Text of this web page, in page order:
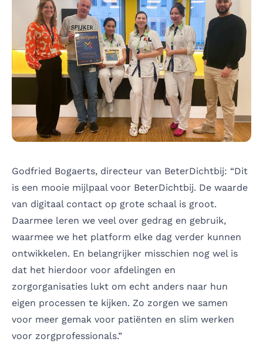
Godfried Bogaerts, directeur van BeterDichtbij: “Dit
is een mooie mijlpaal voor BeterDichtbij. De waarde
van digitaal contact op grote schaal is groot.
Daarmee leren we veel over gedrag en gebruik,
waarmee we het platform elke dag verder kunnen
ontwikkelen. En belangrijker misschien nog wel is
dat het hierdoor voor afdelingen en
zorgorganisaties lukt om echt anders naar hun
eigen processen te kijken. Zo zorgen we samen
voor meer gemak voor patiënten en slim werken
voor zorgprofessionals.”